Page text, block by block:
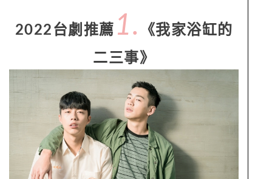
2022台劇推薦 1.
《我家浴缸的
二三事》